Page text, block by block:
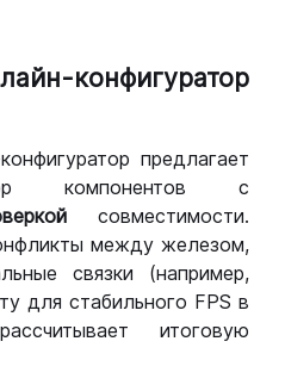
конфигуратор
предлагает
компонентов с
совместимости.
между железом,
связки (например,
для стабильного FPS в
итоговую